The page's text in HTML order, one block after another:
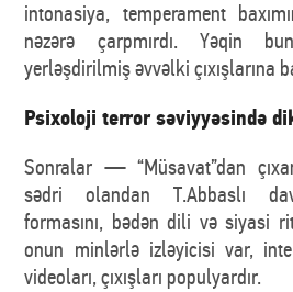
intonasiya, temperament
nəzərə çarpmırdı. Yəqin
yerləşdirilmiş əvvəlki çıxışlarına
Psixoloji terror səviyyəsində
Sonralar — “Müsavat”dan
sədri olandan T.Abbaslı
formasını, bədən dili və siyasi
onun minlərlə izləyicisi var,
videoları, çıxışları populyardır.